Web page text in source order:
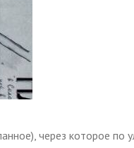
через которое по